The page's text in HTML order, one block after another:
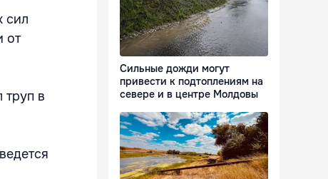
сил
от
труп в
Сильные дожди могут
привести к подтоплениям на
севере и в центре Молдовы